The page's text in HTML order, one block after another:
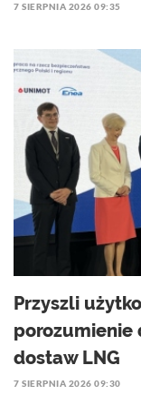
7 SIERPNIA 2026 09:35
Przyszli
porozumienie
dostaw LNG
7 SIERPNIA 2026 09:30